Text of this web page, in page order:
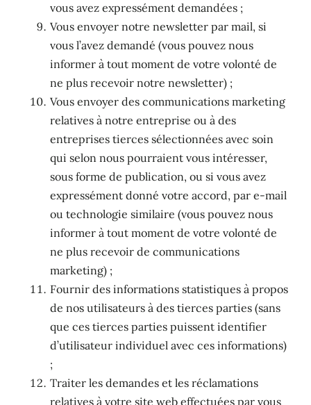
vous avez expressément demandées ;
Vous envoyer notre newsletter par mail, si
vous l’avez demandé (vous pouvez nous
informer à tout moment de votre volonté de
ne plus recevoir notre newsletter) ;
Vous envoyer des communications marketing
relatives à notre entreprise ou à des
entreprises tierces sélectionnées avec soin
qui selon nous pourraient vous intéresser,
sous forme de publication, ou si vous avez
expressément donné votre accord, par e-mail
ou technologie similaire (vous pouvez nous
informer à tout moment de votre volonté de
ne plus recevoir de communications
marketing) ;
Fournir des informations statistiques à propos
de nos utilisateurs à des tierces parties (sans
que ces tierces parties puissent identifier
d’utilisateur individuel avec ces informations)
;
Traiter les demandes et les réclamations
relatives à votre site web effectuées par vous